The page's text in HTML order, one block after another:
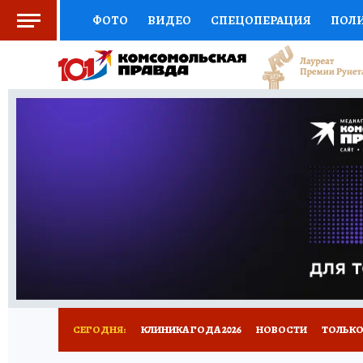
ФОТО ВИДЕО СПЕЦОПЕРАЦИЯ
СОЦПОДДЕРЖКА НАУКА СПОРТ
ВЫБОР ЭКСПЕРТОВ ДОКТОР
ПРОГНОЗЫ НА СПОРТ
НОВОЕ
СЕГОДНЯ: КЛИНИКА ГОДА 2026 НОВОСТИ